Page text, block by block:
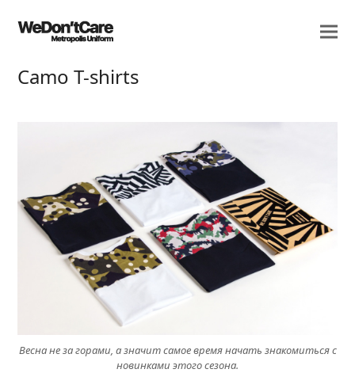
Camo T-shirts
Весна не за горами, а значит самое время начать знакомиться с
новинками этого сезона.